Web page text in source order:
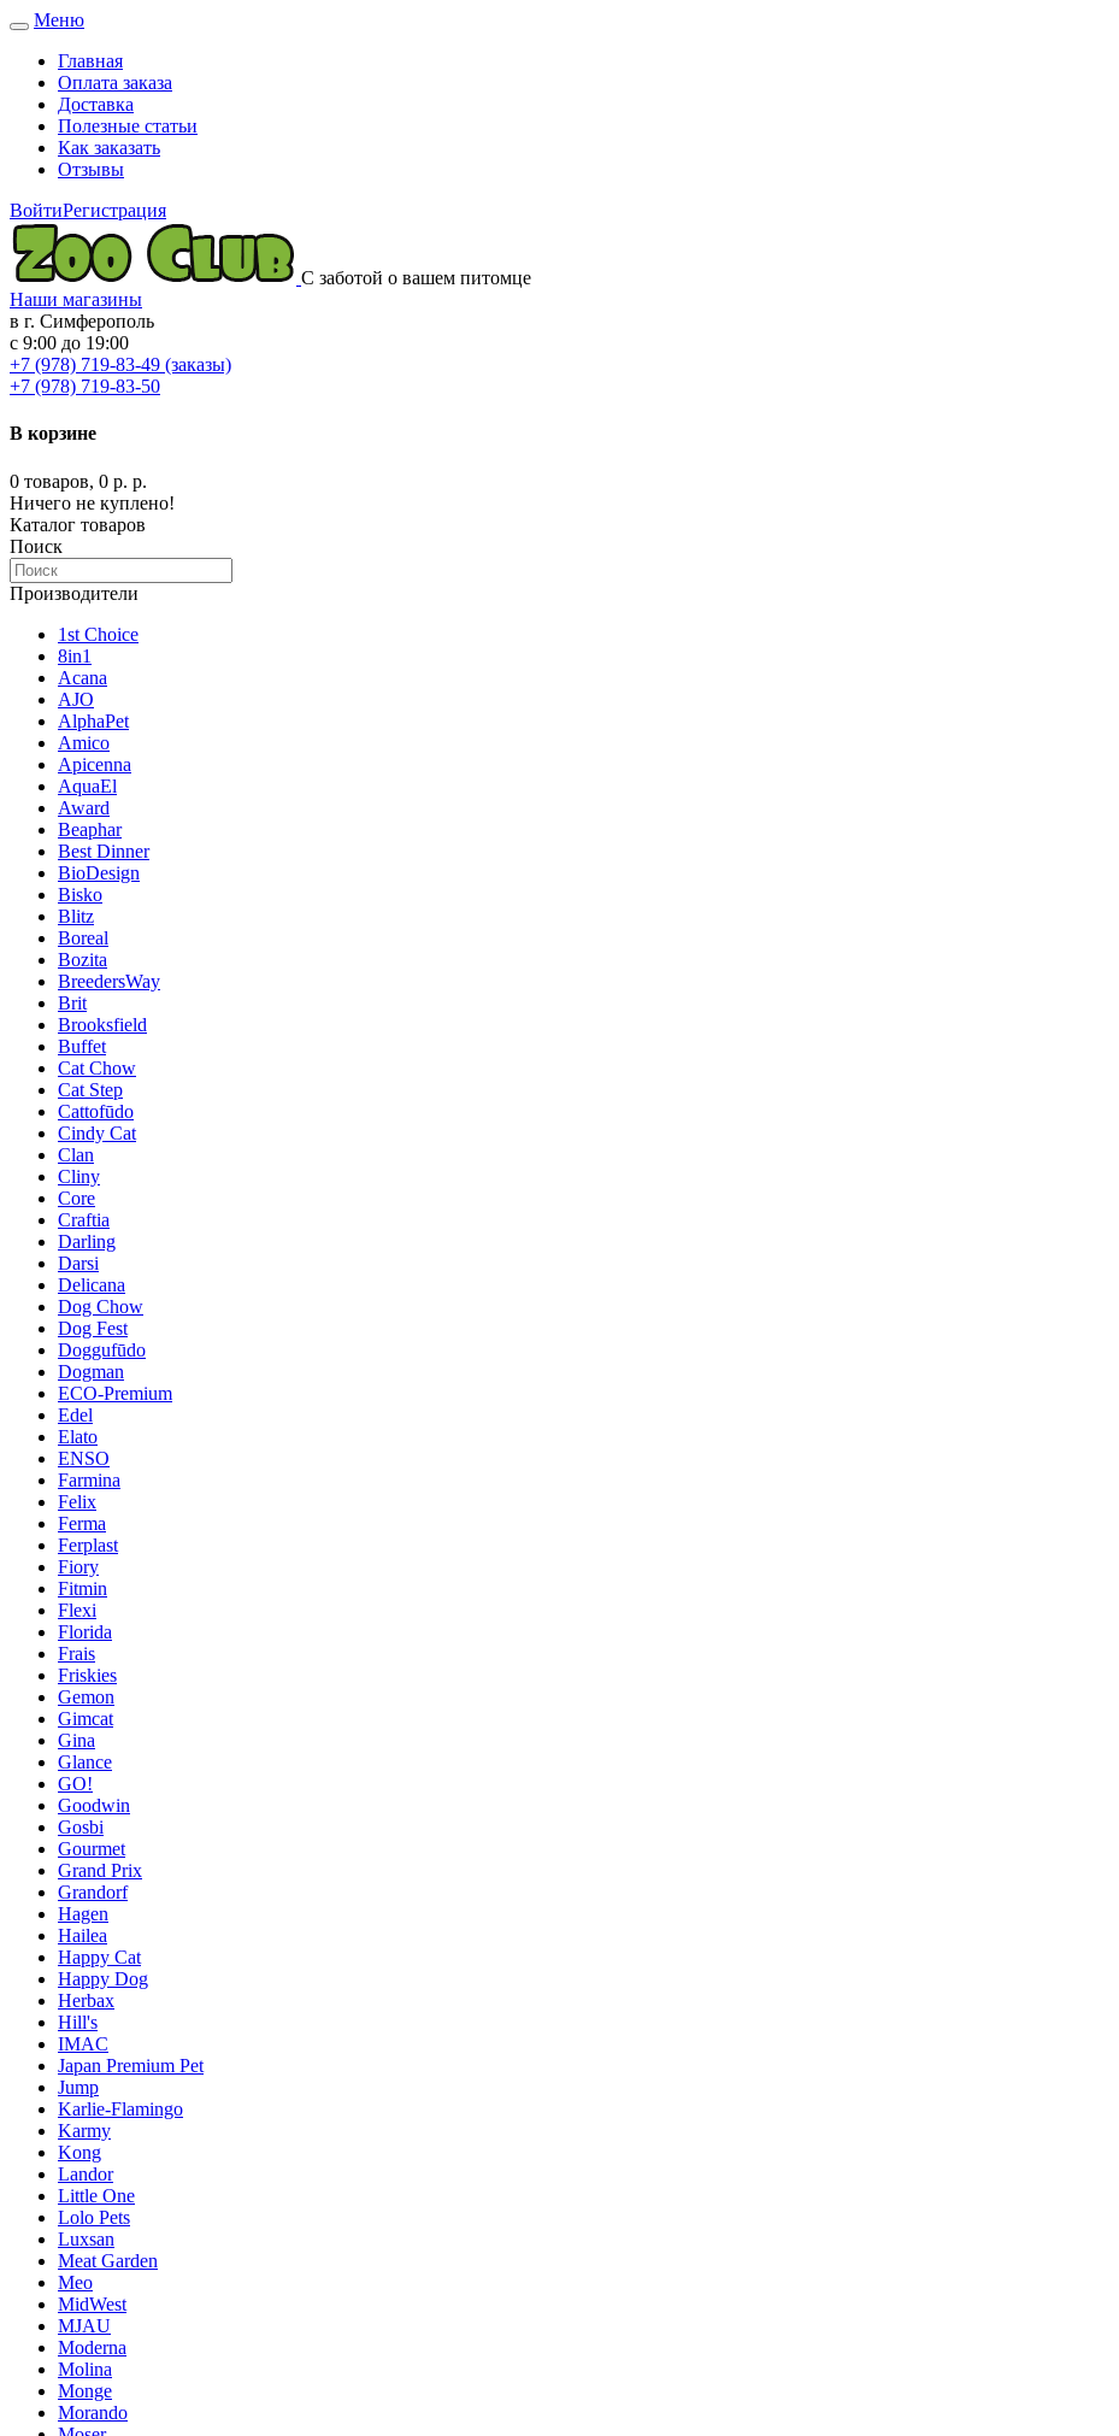
Toggle
navigation
Меню
Главная
Оплата заказа
Доставка
Полезные статьи
Как заказать
Отзывы
ВойтиРегистрация
С заботой о вашем питомце
Наши магазины
в г. Симферополь
с 9:00 до 19:00
+7 (978) 719-83-49 (заказы)
+7 (978) 719-83-50
В корзине
0 товаров, 0 р. р.
Ничего не куплено!
Каталог товаров
Поиск
Производители
1st Choice
8in1
Acana
AJO
AlphaPet
Amico
Apicenna
AquaEl
Award
Beaphar
Best Dinner
BioDesign
Bisko
Blitz
Boreal
Bozita
BreedersWay
Brit
Brooksfield
Buffet
Cat Chow
Cat Step
Cattofūdo
Cindy Cat
Clan
Cliny
Core
Craftia
Darling
Darsi
Delicana
Dog Chow
Dog Fest
Doggufūdo
Dogman
ECO-Premium
Edel
Elato
ENSO
Farmina
Felix
Ferma
Ferplast
Fiory
Fitmin
Flexi
Florida
Frais
Friskies
Gemon
Gimcat
Gina
Glance
GO!
Goodwin
Gosbi
Gourmet
Grand Prix
Grandorf
Hagen
Hailea
Happy Cat
Happy Dog
Herbax
Hill's
IMAC
Japan Premium Pet
Jump
Karlie-Flamingo
Karmy
Kong
Landor
Little One
Lolo Pets
Luxsan
Meat Garden
Meo
MidWest
MJAU
Moderna
Molina
Monge
Morando